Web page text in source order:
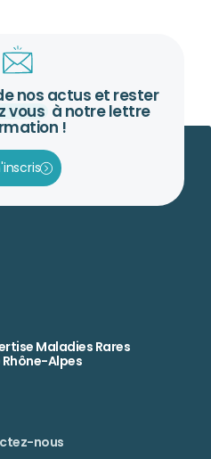
nos actus et rester
vous à notre lettre
!
Maladies Rares
Alpes
nous